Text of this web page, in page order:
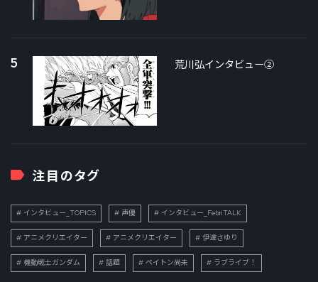
5 荒川弘インタビュー②
注目のタグ
インタビュー_TOPICS 声優 インタビュー_FebriTALK
アニメクリエイター アニメクリエイター 伊達さゆり
機動戦士ガンダム 話題 ペイトン尚未 ラブライブ！